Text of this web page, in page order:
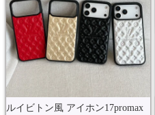
ルイビトン風 アイホン17promax